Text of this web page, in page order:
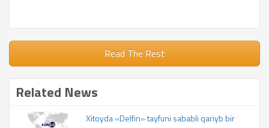
Read The Rest
Related News
Xitoyda «Delfin» tayfuni sababli qariyb bir